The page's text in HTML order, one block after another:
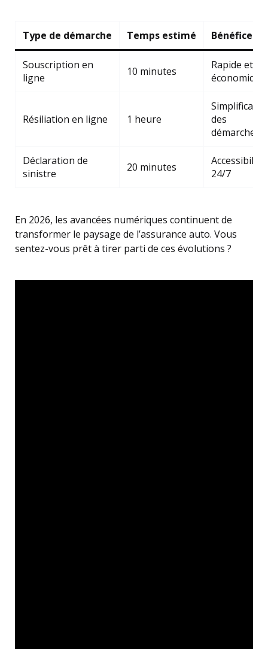
Type de démarche Temps estimé Bénéfices
Souscription en
ligne
10 minutes
Rapide et
économique
Résiliation en ligne 1 heure
des
démarches
Déclaration de
sinistre
20 minutes
Accessibilité
24/7
En 2026, les avancées numériques continuent de
transformer le paysage de l’assurance auto. Vous
sentez-vous prêt à tirer parti de ces évolutions ?